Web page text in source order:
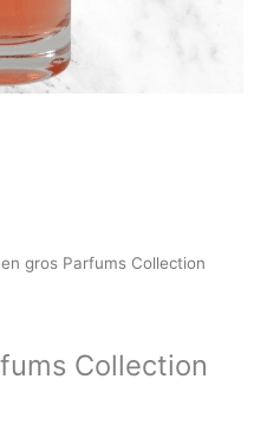
gros Parfums Collection
Collection